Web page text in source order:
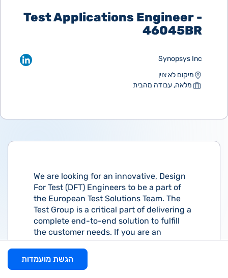
Test Applications Engineer -
46045BR
Synopsys Inc
מיקום לא צוין
מלאה, עבודה מהבית
We are looking for an innovative, Design
For Test (DFT) Engineers to be a part of
the European Test Solutions Team. The
Test Group is a critical part of delivering a
complete end-to-end solution to fulfill
the customer needs. If you are an
excited, motivated engineer and can link
with Engineering, Sales/Account Teams,
and Customers - You belong with us!The
הגשת מועמדות